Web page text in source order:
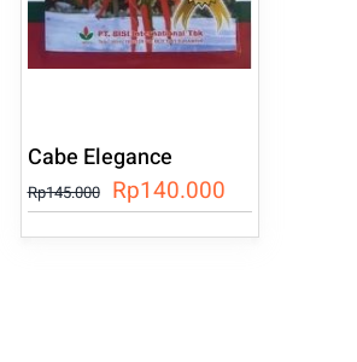
Cabe Elegance
Rp145.000
Harga
aslinya
Rp140.000Harga
saat